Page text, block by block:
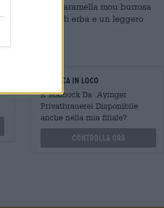
sfornato, la caramella mou burrosa
con un tocco di erba e un leggero
Verifica in loco
È Maibock Da Ayinger
Privatbrauerei Disponibile
anche nella mia filiale?
Controlla ora